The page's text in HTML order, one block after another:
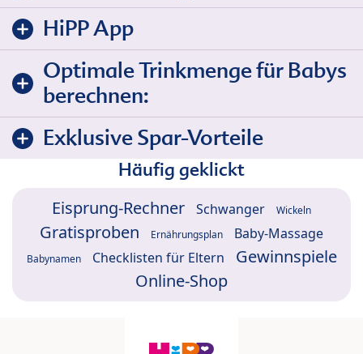
HiPP App
Optimale Trinkmenge für Babys
berechnen:
Exklusive Spar-Vorteile
Häufig geklickt
Eisprung-Rechner Schwanger Wickeln
Gratisproben Ernährungsplan Baby-Massage
Babynamen Checklisten für Eltern
Gewinnspiele
Online-Shop